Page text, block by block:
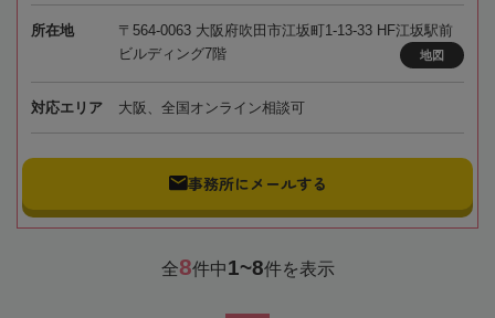
所在地
〒564-0063 大阪府吹田市江坂町1-13-33 HF江坂駅前
ビルディング7階
地図
対応エリア 大阪、全国オンライン相談可
事務所にメールする
全8件中1~8件を表示